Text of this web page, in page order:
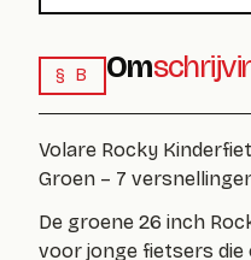
§ B Om
Volare Rocky
Groen – 7
De groene 26 inch
voor jonge fietsers die